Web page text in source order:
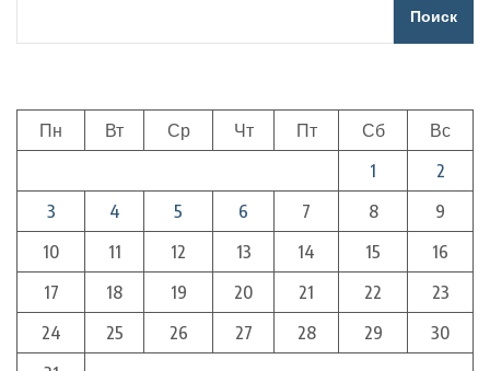
Поиск
Пн Вт Ср Чт Пт Сб
Вс
1
2
3
4 5 6 7 8
9
10
11 12 13 14 15
16
17
18 19 20 21 22
23
24
25 26 27 28 29
30